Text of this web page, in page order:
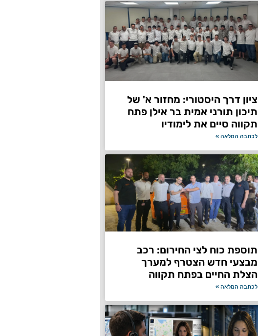
ציון דרך היסטורי: מחזור א' של
תיכון תורני אמית בר אילן פתח
תקווה סיים את לימודיו
לכתבה המלאה »
תוספת כוח לצי החירום: רכב
מבצעי חדש הצטרף למערך
הצלת החיים בפתח תקווה
לכתבה המלאה »